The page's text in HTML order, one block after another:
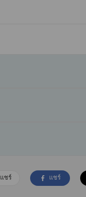
แชร์ แชร์